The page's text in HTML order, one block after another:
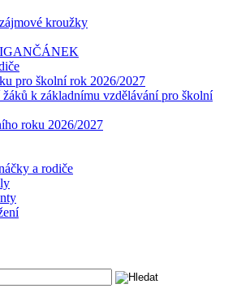
kroužky
pro školní rok 2026/2027
k základnímu vzdělávání pro školní
roku 2026/2027
a rodiče